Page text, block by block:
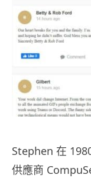
Stephen 在
供應商